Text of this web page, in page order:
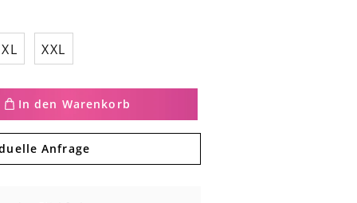
XL XXL
In den Warenkorb
Anfrage